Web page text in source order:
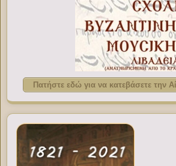
Πατήστε εδώ για να κατεβάσετε την